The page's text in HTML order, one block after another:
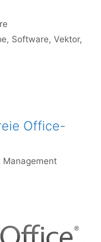
, Software,Vektor,
Office-
Management